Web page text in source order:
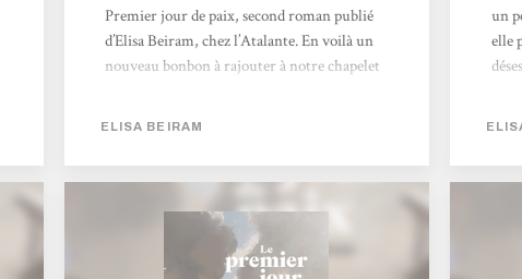
Premier jour de paix, second roman publié
d’Elisa Beiram, chez l’Atalante. En voilà un
nouveau bonbon à rajouter à notre chapelet
départir d’un véritable discours politique
profond, et de circonstance, est une
performance qu’il faut saluer.Voici un petit
livre sec et resserré de cent quatre-vingt
pages qui explore majoritairement...
ELISA BEIRAM
un
elle
de
Et